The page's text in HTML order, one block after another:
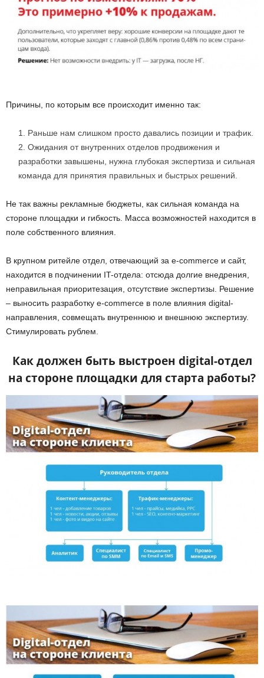
Причины, по которым все происходит именно так:
Раньше нам слишком просто давались позиции и трафик.
Ожидания от внутренних отделов продвижения и
разработки завышены, нужна глубокая экспертиза и сильная
команда для принятия правильных и быстрых решений.
Не так важны рекламные бюджеты, как сильная команда на
стороне площадки и гибкость. Масса возможностей находится в
поле собственного влияния.
В крупном ритейле отдел, отвечающий за e-commerce и сайт,
находится в подчинении IT-отдела: отсюда долгие внедрения,
неправильная приоритезация, отсутствие экспертизы. Решение
– выносить разработку e-commerce в поле влияния digital-
направления, совмещать внутреннюю и внешнюю экспертизу.
Стимулировать рублем.
Как должен быть выстроен digital-отдел
на стороне площадки для старта работы?